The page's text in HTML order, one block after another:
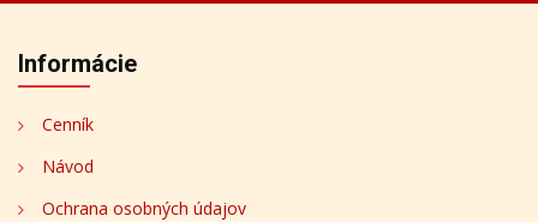
Informácie
Cenník
Návod
Ochrana osobných údajov